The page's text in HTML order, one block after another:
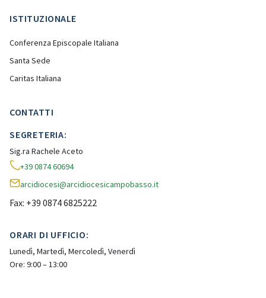
ISTITUZIONALE
Conferenza Episcopale Italiana
Santa Sede
Caritas Italiana
CONTATTI
SEGRETERIA:
Sig.ra Rachele Aceto
+39 0874 60694
arcidiocesi@arcidiocesicampobasso.it
Fax: +39 0874 6825222
ORARI DI UFFICIO:
Lunedì, Martedì, Mercoledì, Venerdì
Ore: 9:00 – 13:00